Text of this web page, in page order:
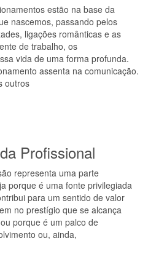
estão na base da
nascemos, passando pelos
ligações românticas e as
de trabalho, os
vida de uma forma profunda.
assenta na comunicação.
outros
Profissional
representa uma parte
porque é uma fonte privilegiada
para um sentido de valor
no prestígio que se alcança
porque é um palco de
ou, ainda,